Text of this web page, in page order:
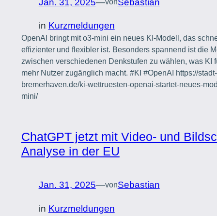
von
in Kurzmeldungen
OpenAI bringt mit o3-mini ein neues KI-Modell, das
effizienter und flexibler ist. Besonders spannend ist die
zwischen verschiedenen Denkstufen zu wählen, was KI
mehr Nutzer zugänglich macht. #KI #OpenAI https://stadt-
bremerhaven.de/ki-wettruesten-openai-startet-neues-
mini/
ChatGPT jetzt mit Video- und
Analyse in der EU
Jan. 31, 2025—vonSebastian
in Kurzmeldungen